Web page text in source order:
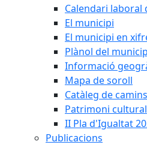
Calendari laboral
El municipi
El municipi en
Plànol del
Informació
Mapa de soroll
Catàleg de camins
Patrimoni cultural
II Pla d'Igualtat
Publicacions